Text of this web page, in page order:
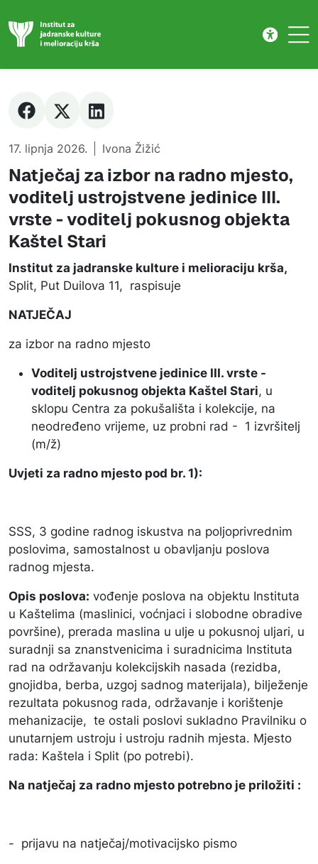
17. lipnja 2026. Ivona Žižić
Natječaj za izbor na radno mjesto,
voditelj ustrojstvene jedinice III.
vrste - voditelj pokusnog objekta
Kaštel Stari
Institut za jadranske kulture i melioraciju krša,
Split, Put Duilova 11, raspisuje
NATJEČAJ
za izbor na radno mjesto
Voditelj ustrojstvene jedinice III. vrste -
voditelj pokusnog objekta Kaštel Stari, u
sklopu Centra za pokušališta i kolekcije, na
neodređeno vrijeme, uz probni rad - 1 izvršitelj
(m/ž)
Uvjeti za radno mjesto pod br. 1):
SSS, 3 godine radnog iskustva na poljoprivrednim
poslovima, samostalnost u obavljanju poslova
radnog mjesta.
Opis poslova: vođenje poslova na objektu Instituta
u Kaštelima (maslinici, voćnjaci i slobodne obradive
površine), prerada maslina u ulje u pokusnoj uljari, u
suradnji sa znanstvenicima i suradnicima Instituta
rad na održavanju kolekcijskih nasada (rezidba,
gnojidba, berba, uzgoj sadnog materijala), bilježenje
rezultata pokusnog rada, održavanje i korištenje
mehanizacije, te ostali poslovi sukladno Pravilniku o
unutarnjem ustroju i ustroju radnih mjesta. Mjesto
rada: Kaštela i Split (po potrebi).
Na natječaj za radno mjesto potrebno je priložiti :
- prijavu na natječaj/motivacijsko pismo